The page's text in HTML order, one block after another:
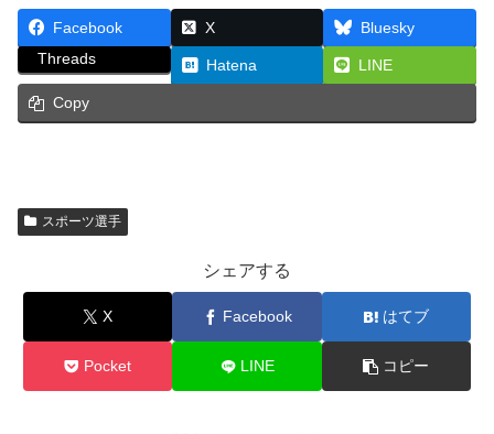
Facebook X
Bluesky
Threads
Hatena LINE
Copy
スポーツ選手
シェアする
X Facebook はてブ
Pocket LINE コピー